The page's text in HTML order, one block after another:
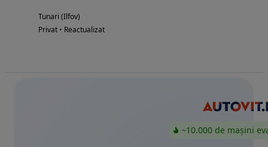
Tunari (Ilfov)
Privat • Reactualizat
~10.000 de mașini